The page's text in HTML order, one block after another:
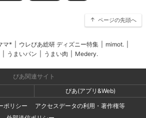
ページの先頭へ
マ* ウレぴあ総研 ディズニー特集 mimot.
うまいパン うまい肉 Medery.
ぴあ関連サイト
ぴあ(アプリ&Web)
ポリシー
アクセスデータの利用・著作権等